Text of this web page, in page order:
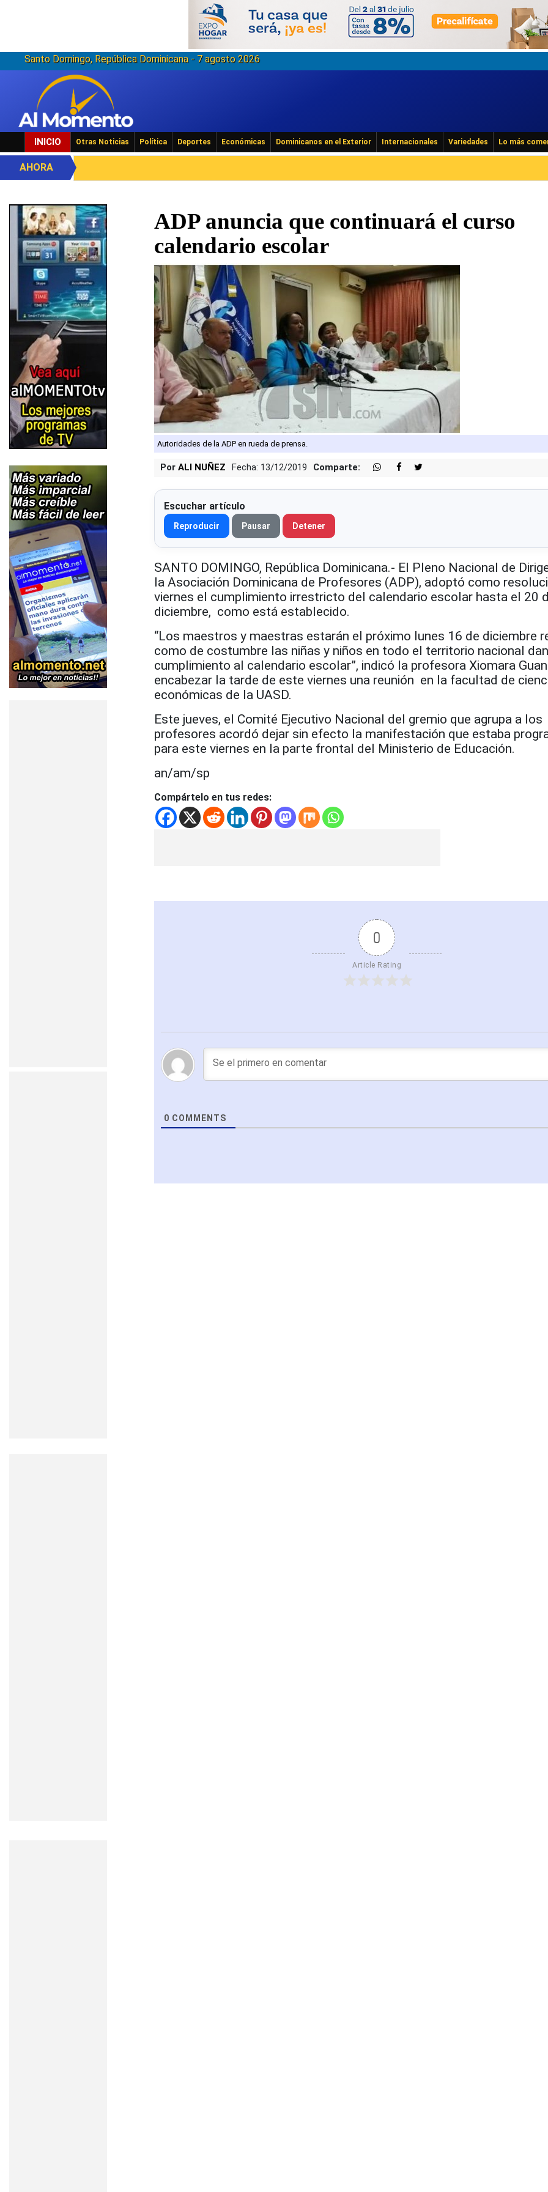
Santo Domingo, República Dominicana - 7 agosto 2026
INICIO Otras Noticias Política Deportes Económicas Dominicanos en el Exterior Internacionales Variedades Lo más
AHORA
ADP anuncia que continuará el curso
calendario escolar
Autoridades de la ADP en rueda de prensa.
Por ALI NUÑEZ Fecha: 13/12/2019 Comparte:
Escuchar artículo
Reproducir Pausar Detener
SANTO DOMINGO, República Dominicana.- El Pleno Nacional de
la Asociación Dominicana de Profesores (ADP), adoptó como
viernes el cumplimiento irrestricto del calendario escolar hasta el 20
diciembre, como está establecido.
“Los maestros y maestras estarán el próximo lunes 16 de diciembre
como de costumbre las niñas y niños en todo el territorio nacional
cumplimiento al calendario escolar”, indicó la profesora Xiomara
encabezar la tarde de este viernes una reunión en la facultad de
económicas de la UASD.
Este jueves, el Comité Ejecutivo Nacional del gremio que agrupa a los
profesores acordó dejar sin efecto la manifestación que estaba
para este viernes en la parte frontal del Ministerio de Educación.
an/am/sp
Compártelo en tus redes:
0
Article Rating
0 COMMENTS